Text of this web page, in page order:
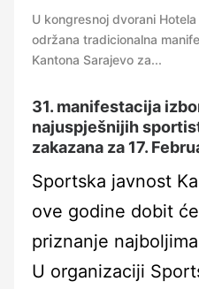
U kongresnoj dvorani
održana tradicionalna
Kantona Sarajevo za...
31. manifestacija
najuspješnijih
zakazana za 17.
Sportska javnost
ove godine dobit
priznanje
U organizaciji